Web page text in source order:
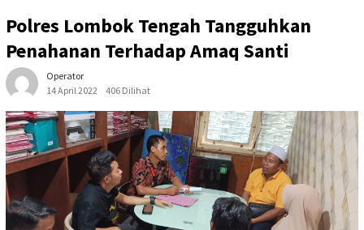
Polres Lombok Tengah Tangguhkan
Penahanan Terhadap Amaq Santi
Operator
14 April 2022
406 Dilihat